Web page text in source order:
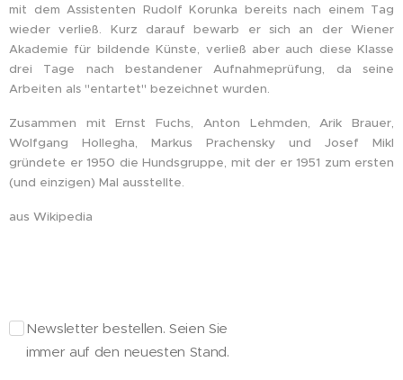
mit dem Assistenten Rudolf Korunka bereits nach einem Tag
wieder verließ. Kurz darauf bewarb er sich an der Wiener
Akademie für bildende Künste, verließ aber auch diese Klasse
drei Tage nach bestandener Aufnahmeprüfung, da seine
Arbeiten als "entartet" bezeichnet wurden.
Zusammen mit Ernst Fuchs, Anton Lehmden, Arik Brauer,
Wolfgang Hollegha, Markus Prachensky und Josef Mikl
gründete er 1950 die Hundsgruppe, mit der er 1951 zum ersten
(und einzigen) Mal ausstellte.
aus Wikipedia
Newsletter bestellen. Seien Sie
immer auf den neuesten Stand.